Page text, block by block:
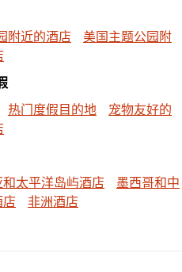
附近的酒店
美国主题公园附
热门度假目的地
宠物友好的
太平洋岛屿酒店
墨西哥和中
店 非洲酒店